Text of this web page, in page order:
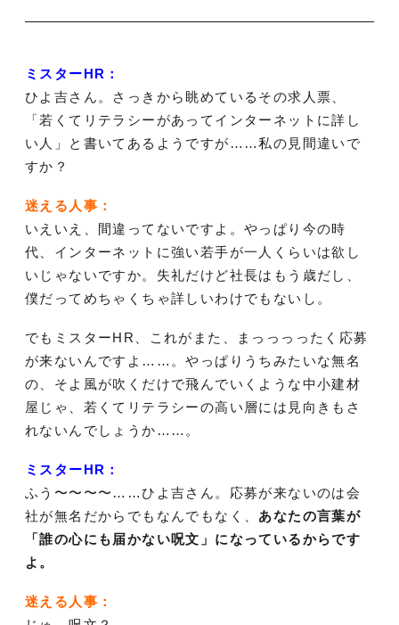
ミスターHR：
ひよ吉さん。さっきから眺めているその求人票、
「若くてリテラシーがあってインターネットに詳し
い人」と書いてあるようですが……私の見間違いで
すか？
迷える人事：
いえいえ、間違ってないですよ。やっぱり今の時
代、インターネットに強い若手が一人くらいは欲し
いじゃないですか。失礼だけど社長はもう歳だし、
僕だってめちゃくちゃ詳しいわけでもないし。
でもミスターHR、これがまた、まっっっったく応募
が来ないんですよ……。やっぱりうちみたいな無名
の、そよ風が吹くだけで飛んでいくような中小建材
屋じゃ、若くてリテラシーの高い層には見向きもさ
れないんでしょうか……。
ミスターHR：
ふう〜〜〜〜……ひよ吉さん。応募が来ないのは会
社が無名だからでもなんでもなく、 あなたの言葉が
「誰の心にも届かない呪文」になっているからです
よ。
迷える人事：